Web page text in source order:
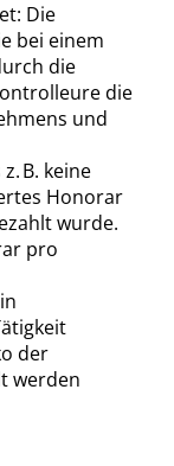
Die
bei einem
die
die
und
B. keine
Honorar
wurde.
pro
der
werden